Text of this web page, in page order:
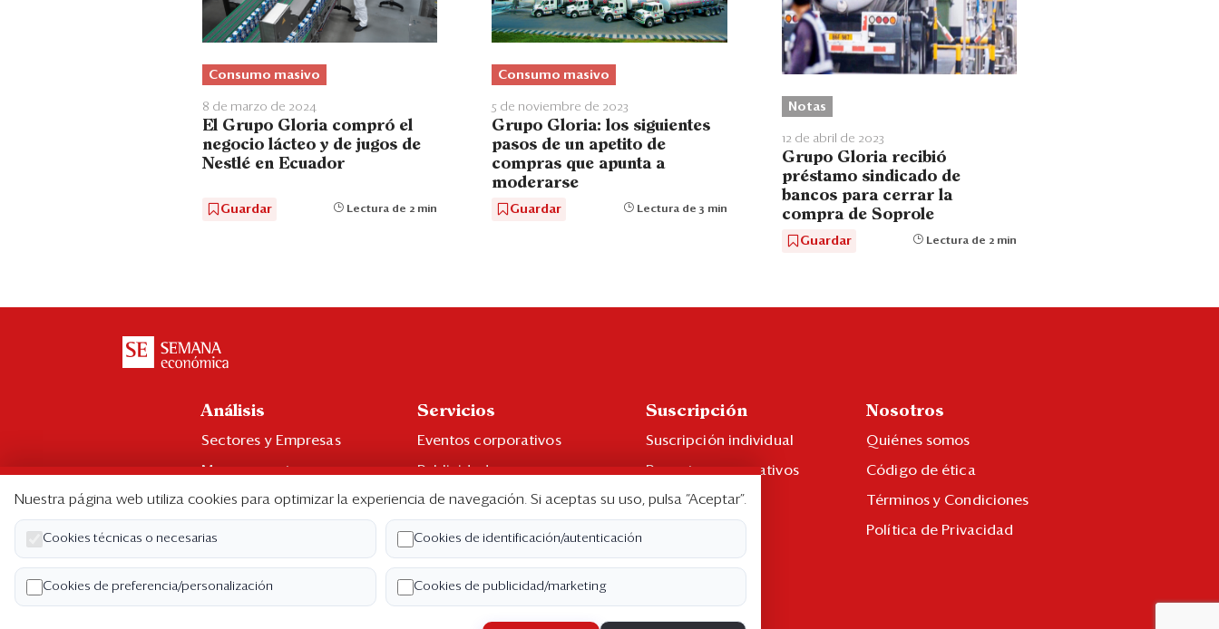
Consumo masivo
8 de marzo de 2024
El Grupo Gloria compró el
negocio lácteo y de jugos de
Nestlé en Ecuador
Guardar Lectura de 2 min
Consumo masivo
5 de noviembre de 2023
Grupo Gloria: los siguientes
pasos de un apetito de
compras que apunta a
moderarse
Guardar Lectura de 3 min
Notas
12 de abril de 2023
Grupo Gloria recibió
préstamo sindicado de
bancos para cerrar la
compra de Soprole
Guardar Lectura de 2 min
Análisis
Sectores y Empresas
Management
Economía y Finanzas
Legal y Política
Ranking CEO
Blogs
Servicios
Eventos corporativos
Publicidad
Contáctenos
Libro de reclamaciones
Suscripción
Suscripción individual
Paquetes corporativos
Edición Impresa
Nosotros
Quiénes somos
Código de ética
Términos y Condiciones
Política de Privacidad
Nuestra página web utiliza cookies para optimizar la experiencia de navegación. Si aceptas su uso, pulsa “Aceptar”.
Cookies técnicas o necesarias Cookies de identificación/autenticación
Cookies de preferencia/personalización Cookies de publicidad/marketing